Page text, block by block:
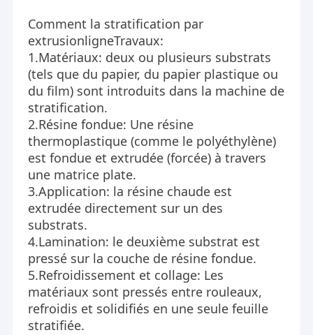
Comment la stratification par
extrusionligneTravaux:
1.Matériaux: deux ou plusieurs substrats
(tels que du papier, du papier plastique ou
du film) sont introduits dans la machine de
stratification.
2.Résine fondue: Une résine
thermoplastique (comme le polyéthylène)
est fondue et extrudée (forcée) à travers
une matrice plate.
3.Application: la résine chaude est
extrudée directement sur un des
substrats.
4.Lamination: le deuxième substrat est
pressé sur la couche de résine fondue.
5.Refroidissement et collage: Les
matériaux sont pressés entre rouleaux,
refroidis et solidifiés en une seule feuille
stratifiée.